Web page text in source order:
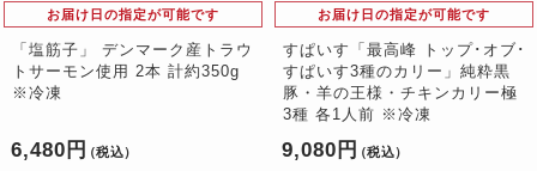
お届け日の指定が可能です
「塩筋子」 デンマーク産トラウ
トサーモン使用 2本 計約350g
※冷凍
6,480円 （税込）
お届け日の指定が可能です
すぱいす「最高峰 トップ･オブ･
すぱいす3種のカリー」純粋黒
豚・羊の王様・チキンカリー極
3種 各1人前 ※冷凍
9,080円 （税込）